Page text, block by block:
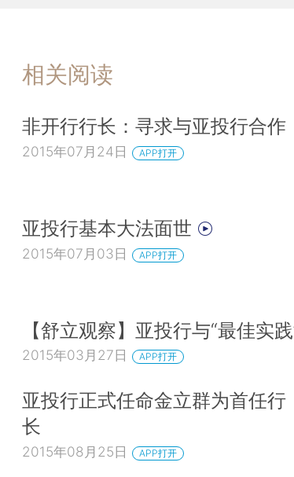
相关阅读
非开行行长：寻求与亚投行合作
2015年07月24日 APP打开
亚投行基本大法面世
2015年07月03日 APP打开
【舒立观察】亚投行与“最佳实
2015年03月27日 APP打开
亚投行正式任命金立群为首任行
长
2015年08月25日 APP打开